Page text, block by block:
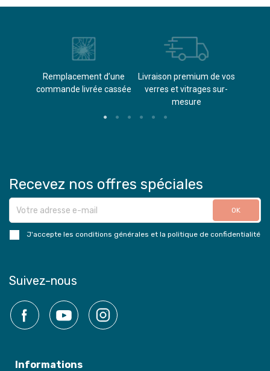
Remplacement d’une
commande livrée cassée​
Livraison premium de vos
verres et vitrages sur-
mesure
Recevez nos offres spéciales
J'accepte les conditions générales et la politique de confidentialité
Suivez-nous
Facebook YouTube
Informations